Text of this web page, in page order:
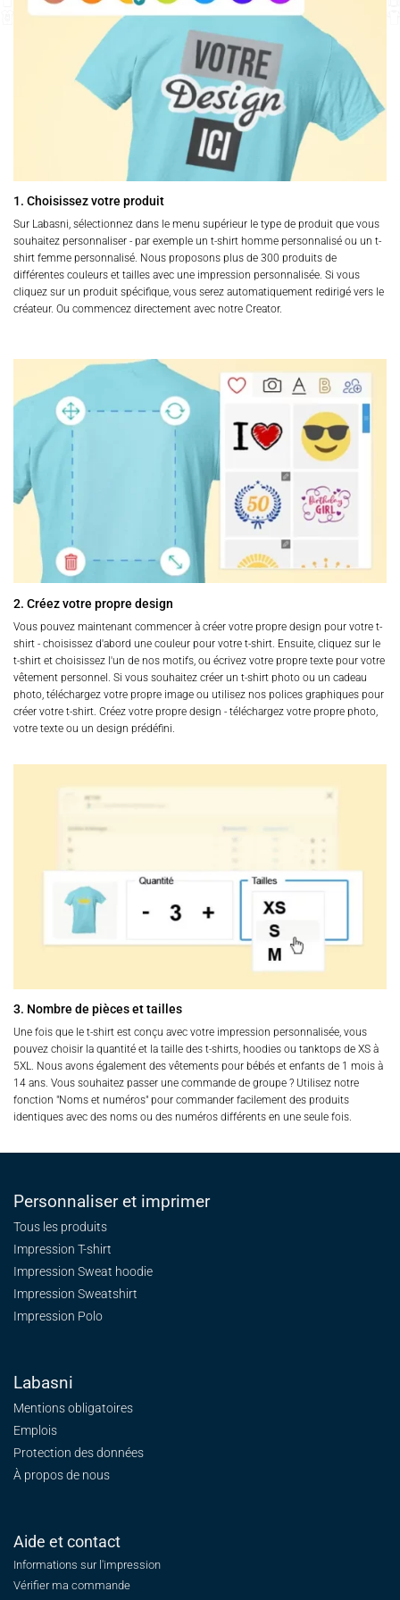
être
choisies
sur
produit
choisies
produit
1. Choisissez votre produit
Sur Labasni, sélectionnez dans le menu supérieur le type de produit que vous
souhaitez personnaliser - par exemple un t-shirt homme personnalisé ou un t-
shirt femme personnalisé. Nous proposons plus de 300 produits de
différentes couleurs et tailles avec une impression personnalisée. Si vous
cliquez sur un produit spécifique, vous serez automatiquement redirigé vers le
créateur. Ou commencez directement avec notre Creator.
2. Créez votre propre design
Vous pouvez maintenant commencer à créer votre propre design pour votre t-
shirt - choisissez d'abord une couleur pour votre t-shirt. Ensuite, cliquez sur le
t-shirt et choisissez l'un de nos motifs, ou écrivez votre propre texte pour votre
vêtement personnel. Si vous souhaitez créer un t-shirt photo ou un cadeau
photo, téléchargez votre propre image ou utilisez nos polices graphiques pour
créer votre t-shirt. Créez votre propre design - téléchargez votre propre photo,
votre texte ou un design prédéfini.
3. Nombre de pièces et tailles
Une fois que le t-shirt est conçu avec votre impression personnalisée, vous
pouvez choisir la quantité et la taille des t-shirts, hoodies ou tanktops de XS à
5XL. Nous avons également des vêtements pour bébés et enfants de 1 mois à
14 ans. Vous souhaitez passer une commande de groupe ? Utilisez notre
fonction "Noms et numéros" pour commander facilement des produits
identiques avec des noms ou des numéros différents en une seule fois.
Personnaliser et imprimer
Tous les produits
Impression T-shirt
Impression Sweat hoodie
Impression Sweatshirt
Impression Polo
Labasni
Mentions obligatoires
Emplois
Protection des données
À propos de nous
Aide et contact
Informations sur l'impression
Vérifier ma commande